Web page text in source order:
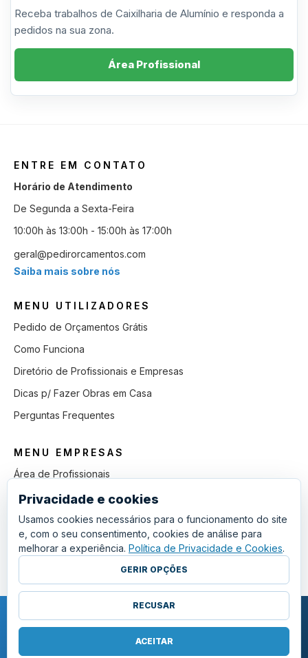
Receba trabalhos de Caixilharia de Alumínio e responda a
pedidos na sua zona.
Área Profissional
ENTRE EM CONTATO
Horário de Atendimento
De Segunda a Sexta-Feira
10:00h às 13:00h - 15:00h às 17:00h
geral@pedirorcamentos.com
Saiba mais sobre nós
MENU UTILIZADORES
Pedido de Orçamentos Grátis
Como Funciona
Diretório de Profissionais e Empresas
Dicas p/ Fazer Obras em Casa
Perguntas Frequentes
MENU EMPRESAS
Área de Profissionais
Como Funciona
Lista de Pedidos em Aberto
Como Ganhar mais Obras
Perguntas Frequentes
COPYRIGHT © 2011 - 2026 SGSI. TODOS OS DIREITOS RESERVADOS.
POLÍTICA DE PRIVACIDADE E COOKIES
Privacidade e cookies
Usamos cookies necessários para o funcionamento do site
e, com o seu consentimento, cookies de análise para
melhorar a experiência. Política de Privacidade e Cookies.
GERIR OPÇÕES
RECUSAR
ACEITAR